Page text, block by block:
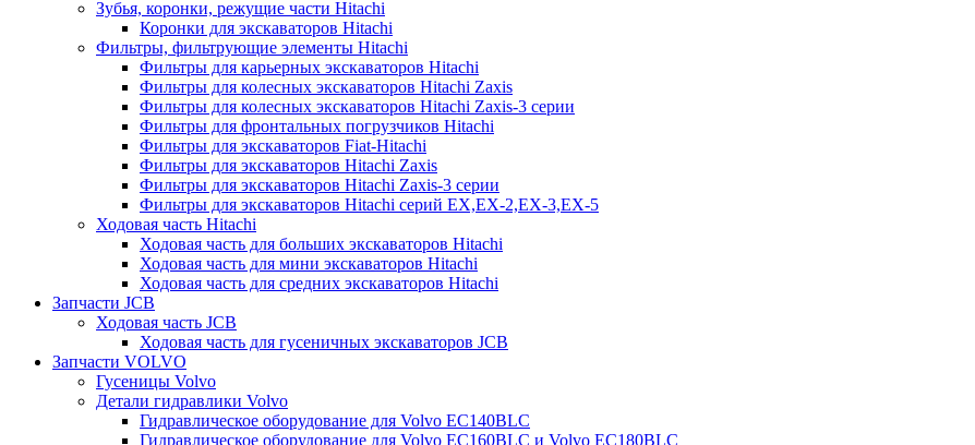
Зубья, коронки, режущие части Hitachi
Коронки для экскаваторов Hitachi
Фильтры, фильтрующие элементы Hitachi
Фильтры для карьерных экскаваторов Hitachi
Фильтры для колесных экскаваторов Hitachi Zaxis
Фильтры для колесных экскаваторов Hitachi Zaxis-3 серии
Фильтры для фронтальных погрузчиков Hitachi
Фильтры для экскаваторов Fiat-Hitachi
Фильтры для экскаваторов Hitachi Zaxis
Фильтры для экскаваторов Hitachi Zaxis-3 серии
Фильтры для экскаваторов Hitachi серий EX,EX-2,EX-3,EX-5
Ходовая часть Hitachi
Ходовая часть для больших экскаваторов Hitachi
Ходовая часть для мини экскаваторов Hitachi
Ходовая часть для средних экскаваторов Hitachi
Запчасти JCB
Ходовая часть JCB
Ходовая часть для гусеничных экскаваторов JCB
Запчасти VOLVO
Гусеницы Volvo
Детали гидравлики Volvo
Гидравлическое оборудование для Volvo EC140BLC
Гидравлическое оборудование для Volvo EC160BLC и Volvo EC180BLC